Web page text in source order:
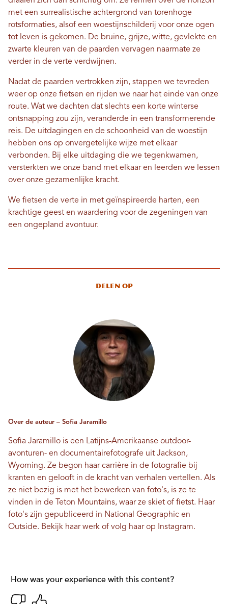
met een surrealistische achtergrond van torenhoge
rotsformaties, alsof een woestijnschilderij voor onze ogen
tot leven is gekomen. De bruine, grijze, witte, gevlekte en
zwarte kleuren van de paarden vervagen naarmate ze
verder in de verte verdwijnen.
Nadat de paarden vertrokken zijn, stappen we tevreden
weer op onze fietsen en rijden we naar het einde van onze
route. Wat we dachten dat slechts een korte winterse
ontsnapping zou zijn, veranderde in een transformerende
reis. De uitdagingen en de schoonheid van de woestijn
hebben ons op onvergetelijke wijze met elkaar
verbonden. Bij elke uitdaging die we tegenkwamen,
versterkten we onze band met elkaar en leerden we lessen
over onze gezamenlijke kracht.
We fietsen de verte in met geïnspireerde harten, een
krachtige geest en waardering voor de zegeningen van
een ongepland avontuur.
Delen op
Over de auteur – Sofia Jaramillo
Sofia Jaramillo is een Latijns-Amerikaanse outdoor-
avonturen- en documentairefotografe uit Jackson,
Wyoming. Ze begon haar carrière in de fotografie bij
kranten en gelooft in de kracht van verhalen vertellen. Als
ze niet bezig is met het bewerken van foto's, is ze te
vinden in de Teton Mountains, waar ze skiet of fietst. Haar
foto's zijn gepubliceerd in National Geographic en
Outside. Bekijk haar werk of volg haar op Instagram.